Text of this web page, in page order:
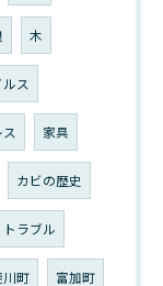
木
ルス
ス 家具
カビの歴史
トラブル
川町 富加町